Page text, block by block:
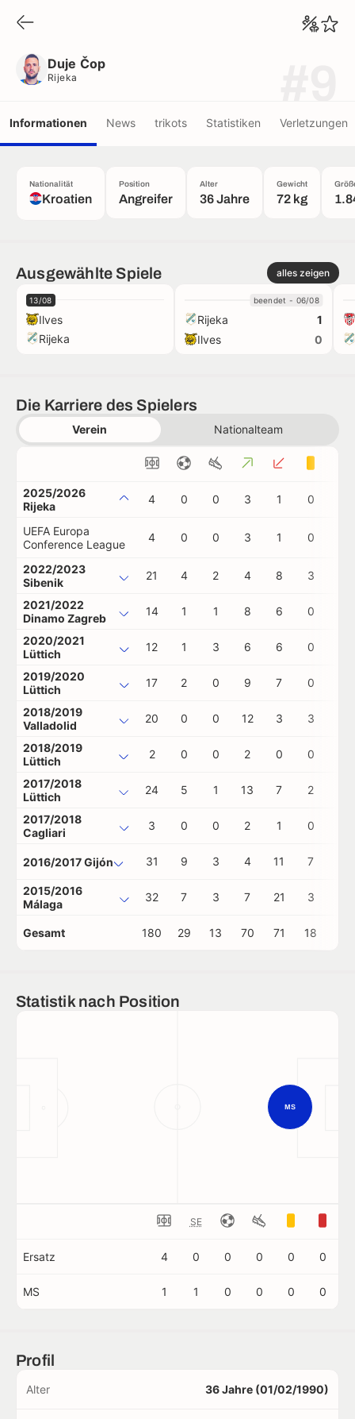
Duje Čop
Rijeka
Informationen News trikots Statistiken Verletzungen
Nationalität
Kroatien
Position
Angreifer
Alter
36 Jahre
Gewicht
72 kg
Ausgewählte Spiele alles zeigen
13/08
Ilves
Rijeka
beendet - 06/08
Rijeka
1
Ilves
0
Die Karriere des Spielers
Verein Nationalteam
2025/2026
Rijeka
4 0 0 3 1 0
UEFA Europa
Conference League
4 0 0 3 1 0
2022/2023
Sibenik
21 4 2 4 8 3
2021/2022
Dinamo Zagreb
14 1 1 8 6 0
2020/2021
Lüttich
12 1 3 6 6 0
2019/2020
Lüttich
17 2 0 9 7 0
2018/2019
Valladolid
20 0 0 12 3 3
2018/2019
Lüttich
2 0 0 2 0 0
2017/2018
Lüttich
24 5 1 13 7 2
2017/2018
Cagliari
3 0 0 2 1 0
2016/2017 Gijón 31 9 3 4 11 7
2015/2016
Málaga
32 7 3 7 21 3
Gesamt 180 29 13 70 71 18
Statistik nach Position
MS
SE
Ersatz 4 0 0 0 0 0
MS 1 1 0 0 0 0
Profil
Alter 36 Jahre (01/02/1990)